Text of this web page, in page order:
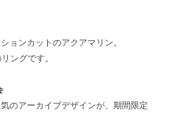
ョンカットのアクアマリン。
ングです。
のアーカイブデザインが、期間限定